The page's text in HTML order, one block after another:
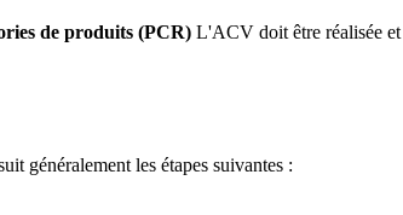
de produits (PCR) L'ACV doit être réalisée et
généralement les étapes suivantes :